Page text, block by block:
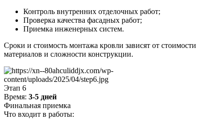
Контроль внутренних отделочных работ;
Проверка качества фасадных работ;
Приемка инженерных систем.
Сроки и стоимость монтажа кровли зависят от стоимости
материалов и сложности конструкции.
Этап 6
Время: 3-5 дней
Финальная приемка
Что входит в работы: